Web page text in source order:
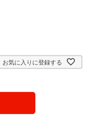
お気に入りに登録する